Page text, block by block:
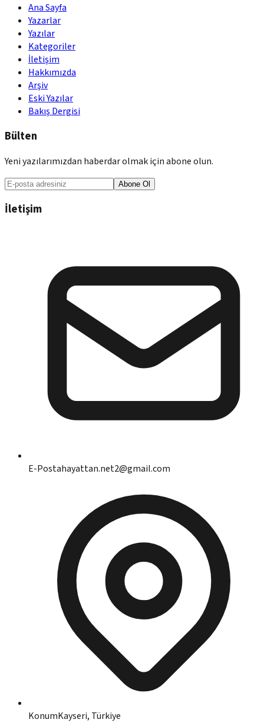
Ana Sayfa
Yazarlar
Yazılar
Kategoriler
İletişim
Hakkımızda
Arşiv
Eski Yazılar
Bakış Dergisi
Bülten
Yeni yazılarımızdan haberdar olmak için abone olun.
Abone Ol
İletişim
E-Postahayattan.net2@gmail.com
KonumKayseri, Türkiye